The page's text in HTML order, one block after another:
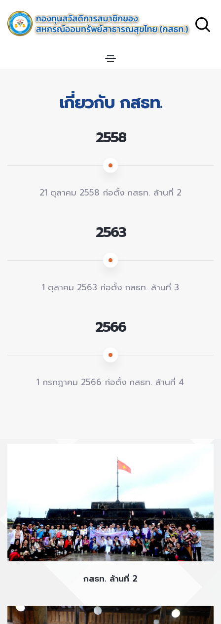
เกี่ยวกับ กสธท.
2558
21 ตุลาคม 2558 ก่อตั้ง กสธท. ล้านที่ 2
2563
1 ตุลาคม 2563 ก่อตั้ง กสธท. ล้านที่ 3
2566
1 กรกฎาคม 2566 ก่อตั้ง กสธท. ล้านที่ 4
กสธท. ล้านที่ 2